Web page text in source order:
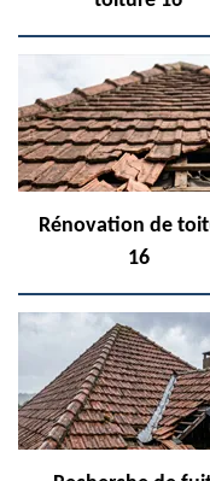
Rénovation de
16